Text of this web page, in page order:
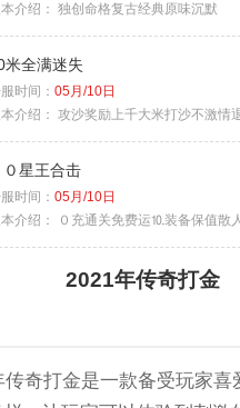
介绍： 独创命格复古经典原味沉默
米全满迷失
时间： 05月/10日
介绍： 攻沙奖励上千大米打沙不激情
０星王合击
时间： 05月/10日
介绍：
０充通关免费运⒑装备保值散
2021年传奇打金
传奇打金是一款备受玩家喜